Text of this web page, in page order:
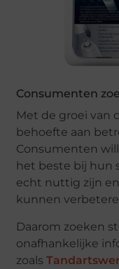
Consumenten
Met de groei van
behoefte aan
Consumenten
het beste bij hun
echt nuttig zijn
kunnen
Daarom zoeken
onafhankelijke
zoals